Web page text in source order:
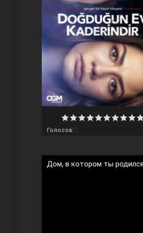
Правосyдие
Любовь напрокат
Голосов:
Дом, в котором ты